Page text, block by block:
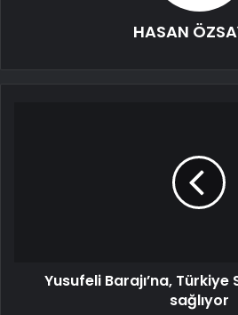
HASAN
Yusufeli Barajı’na,
sağlıyor